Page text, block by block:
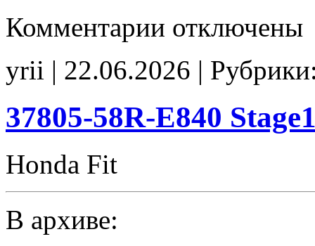
Комментарии записи
E2
noCHK
отключены
yrii | 22.06.2026 |
37805-58R-E840
Honda Fit
В архиве: